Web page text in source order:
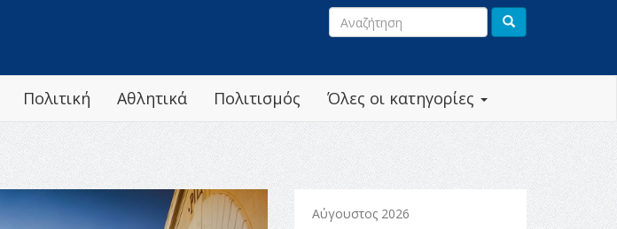
Όλες οι κατηγορίες
Πολιτική Αθλητικά Πολιτισμός
Αύγουστος 2026